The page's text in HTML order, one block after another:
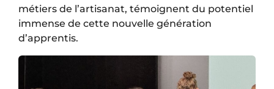
métiers de l’artisanat, témoignent du potentiel
immense de cette nouvelle génération
d’apprentis.